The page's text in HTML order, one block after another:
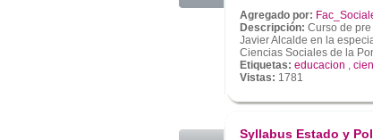
Agregado por:
Descripción: Curso de
Javier Alcalde en la
Ciencias Sociales de la
Etiquetas: educacion ,
Vistas: 1781
Syllabus Estado y